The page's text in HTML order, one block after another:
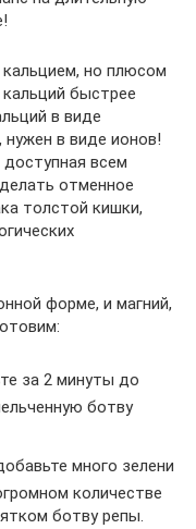
но плюсом
быстрее
в виде
нужен в виде ионов!
всем
отменное
толстой кишки,
форме, и магний,
за 2 минуты до
ботву
много зелени
количестве
ботву репы.